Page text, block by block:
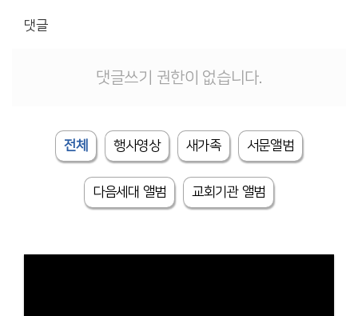
댓글
댓글쓰기 권한이 없습니다.
전체 행사영상 새가족 서문앨범
다음세대 앨범 교회기관 앨범